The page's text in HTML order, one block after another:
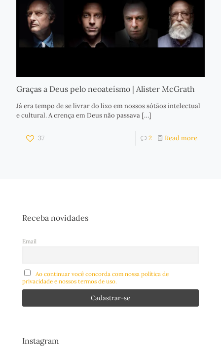
Graças a Deus pelo neoateísmo | Alister McGrath
Já era tempo de se livrar do lixo em nossos sótãos intelectual
e cultural. A crença em Deus não passava […]
37 2 Read more
Receba novidades
Email
Ao continuar você concorda com nossa política de
privacidade e nossos termos de uso.
Instagram